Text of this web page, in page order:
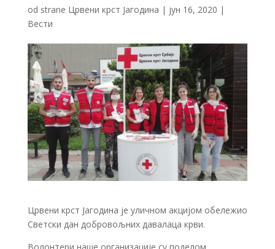
od strane Црвени крст Јагодина | јун 16, 2020 |
Вести
Црвени крст Јагодина је уличном акцијом обележио
Светски дан добровољних давалаца крви.